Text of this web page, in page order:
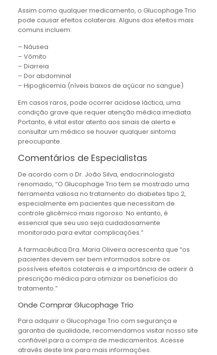
Assim como qualquer medicamento, o Glucophage Trio
pode causar efeitos colaterais. Alguns dos efeitos mais
comuns incluem:
– Náusea
– Vômito
– Diarreia
– Dor abdominal
– Hipoglicemia (níveis baixos de açúcar no sangue)
Em casos raros, pode ocorrer acidose láctica, uma
condição grave que requer atenção médica imediata.
Portanto, é vital estar atento aos sinais de alerta e
consultar um médico se houver qualquer sintoma
preocupante.
Comentários de Especialistas
De acordo com o Dr. João Silva, endocrinologista
renomado, “O Glucophage Trio tem se mostrado uma
ferramenta valiosa no tratamento do diabetes tipo 2,
especialmente em pacientes que necessitam de
controle glicêmico mais rigoroso. No entanto, é
essencial que seu uso seja cuidadosamente
monitorado para evitar complicações.”
A farmacêutica Dra. Maria Oliveira acrescenta que “os
pacientes devem ser bem informados sobre os
possíveis efeitos colaterais e a importância de aderir à
prescrição médica para otimizar os benefícios do
tratamento.”
Onde Comprar Glucophage Trio
Para adquirir o Glucophage Trio com segurança e
garantia de qualidade, recomendamos visitar nosso site
confiável para a compra de medicamentos. Acesse
através destelink para mais informações.